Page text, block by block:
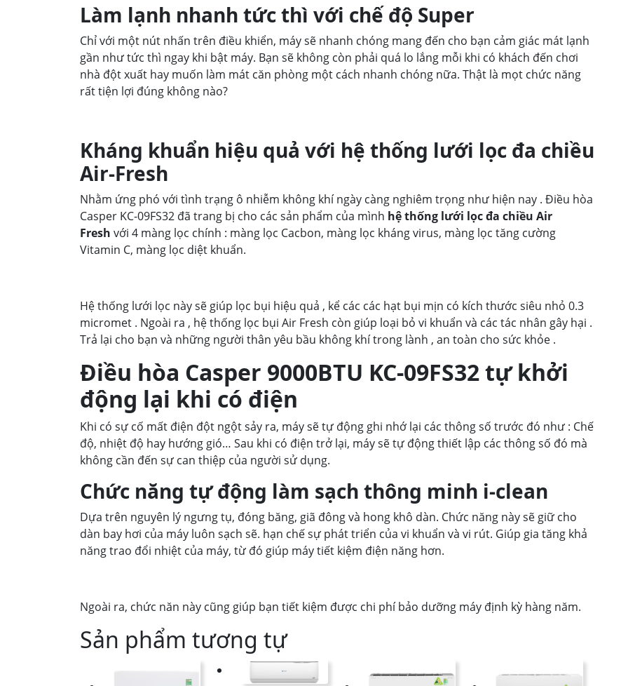
Làm lạnh nhanh tức thì với chế độ Super
Chỉ với một nút nhấn trên điều khiển, máy sẽ nhanh chóng mang đến cho bạn cảm giác mát lạnh
gần như tức thì ngay khi bật máy. Bạn sẽ không còn phải quá lo lắng mỗi khi có khách đến chơi
nhà đột xuất hay muốn làm mát căn phòng một cách nhanh chóng nữa. Thật là mọt chức năng
rất tiện lợi đúng không nào?
Kháng khuẩn hiệu quả với hệ thống lưới lọc đa chiều
Air-Fresh
Nhằm ứng phó với tình trạng ô nhiễm không khí ngày càng nghiêm trọng như hiện nay . Điều hòa
Casper KC-09FS32 đã trang bị cho các sản phẩm của mình hệ thống lưới lọc đa chiều Air
Fresh với 4 màng lọc chính : màng lọc Cacbon, màng lọc kháng virus, màng lọc tăng cường
Vitamin C, màng lọc diệt khuẩn.
Hệ thống lưới lọc này sẽ giúp lọc bụi hiệu quả , kể các các hạt bụi mịn có kích thước siêu nhỏ 0.3
micromet . Ngoài ra , hệ thống lọc bụi Air Fresh còn giúp loại bỏ vi khuẩn và các tác nhân gây hại .
Trả lại cho bạn và những người thân yêu bầu không khí trong lành , an toàn cho sức khỏe .
Điều hòa Casper 9000BTU KC-09FS32 tự khởi
động lại khi có điện
Khi có sự cố mất điện đột ngột sảy ra, máy sẽ tự động ghi nhớ lại các thông số trước đó như : Chế
độ, nhiệt độ hay hướng gió… Sau khi có điện trở lại, máy sẽ tự động thiết lập các thông số đó mà
không cần đến sự can thiệp của người sử dụng.
Chức năng tự động làm sạch thông minh i-clean
Dựa trên nguyên lý ngưng tụ, đóng băng, giã đông và hong khô dàn. Chức năng này sẽ giữ cho
dàn bay hơi của máy luôn sạch sẽ. hạn chế sự phát triển của vi khuẩn và vi rút. Giúp gia tăng khả
năng trao đổi nhiệt của máy, từ đó giúp máy tiết kiệm điện năng hơn.
Ngoài ra, chức năn này cũng giúp bạn tiết kiệm được chi phí bảo dưỡng máy định kỳ hàng năm.
Sản phẩm tương tự